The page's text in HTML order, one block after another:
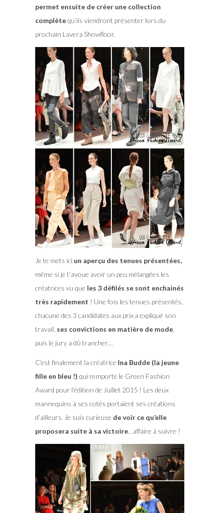
permet ensuite de créer une collection
complètequ’ils viendront présenter lors du
prochain Lavera Showfloor.
Je te mets ici un aperçu des tenues présentées,
même si je t’avoue avoir un peu mélangées les
créatrices vu que les 3 défilés se sont enchainés
très rapidement ! Une fois les tenues présentés,
chacune des 3 candidates aux prix a expliqué son
travail, ses convictions en matière de mode,
puis le jury a dû trancher…
C’est finalement la créatrice Ina Budde (la jeune
fille en bleu !) qui remporte le Green Fashion
Award pour l’édition de Juillet 2015 ! Les deux
mannequins à ses cotés portaient ses créations
d’ailleurs. Je suis curieuse de voir ce qu’elle
proposera suite à sa victoire…affaire à suivre !